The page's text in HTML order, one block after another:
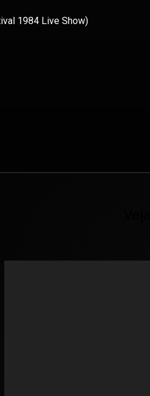
1984 Live Show)